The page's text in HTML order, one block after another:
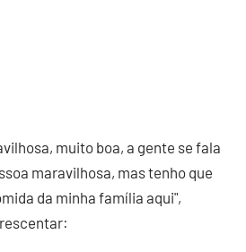
muito boa, a gente se fala
maravilhosa, mas tenho que
da minha família aqui",